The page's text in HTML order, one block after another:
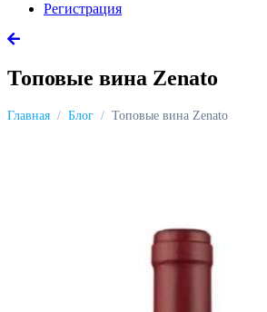
Регистрация
Топовые вина Zenato
Главная Блог Топовые вина Zenato